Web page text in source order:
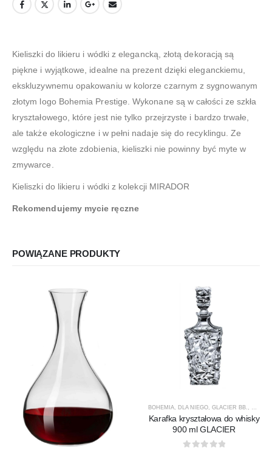
Kieliszki do likieru i wódki z elegancką, złotą dekoracją są
piękne i wyjątkowe, idealne na prezent dzięki eleganckiemu,
ekskluzywnemu opakowaniu w kolorze czarnym z sygnowanym
złotym logo Bohemia Prestige. Wykonane są w całości ze szkła
kryształowego, które jest nie tylko przejrzyste i bardzo trwałe,
ale także ekologiczne i w pełni nadaje się do recyklingu. Ze
względu na złote zdobienia, kieliszki nie powinny być myte w
zmywarce.
Kieliszki do likieru i wódki z kolekcji MIRADOR
Rekomendujemy mycie ręczne
POWIĄZANE PRODUKTY
BOHEMIA DLA NIEGO GLACIER BB.
Karafka kryształowa do whisky
900 ml GLACIER